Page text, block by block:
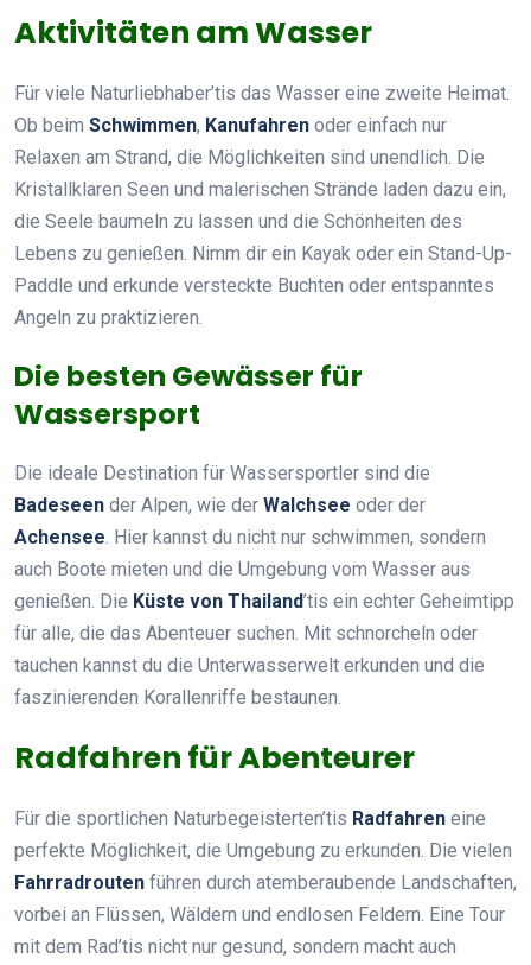
Aktivitäten am Wasser
Für viele Naturliebhaber’tis das Wasser eine zweite Heimat.
Ob beim Schwimmen, Kanufahren oder einfach nur
Relaxen am Strand, die Möglichkeiten sind unendlich. Die
Kristallklaren Seen und malerischen Strände laden dazu ein,
die Seele baumeln zu lassen und die Schönheiten des
Lebens zu genießen. Nimm dir ein Kayak oder ein Stand-Up-
Paddle und erkunde versteckte Buchten oder entspanntes
Angeln zu praktizieren.
Die besten Gewässer für
Wassersport
Die ideale Destination für Wassersportler sind die
Badeseen der Alpen, wie der Walchsee oder der
Achensee. Hier kannst du nicht nur schwimmen, sondern
auch Boote mieten und die Umgebung vom Wasser aus
genießen. Die Küste von Thailand’tis ein echter Geheimtipp
für alle, die das Abenteuer suchen. Mit schnorcheln oder
tauchen kannst du die Unterwasserwelt erkunden und die
faszinierenden Korallenriffe bestaunen.
Radfahren für Abenteurer
Für die sportlichen Naturbegeisterten’tis Radfahren eine
perfekte Möglichkeit, die Umgebung zu erkunden. Die vielen
Fahrradrouten führen durch atemberaubende Landschaften,
vorbei an Flüssen, Wäldern und endlosen Feldern. Eine Tour
mit dem Rad’tis nicht nur gesund, sondern macht auch